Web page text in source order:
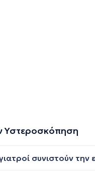
Υστεροσκόπηση